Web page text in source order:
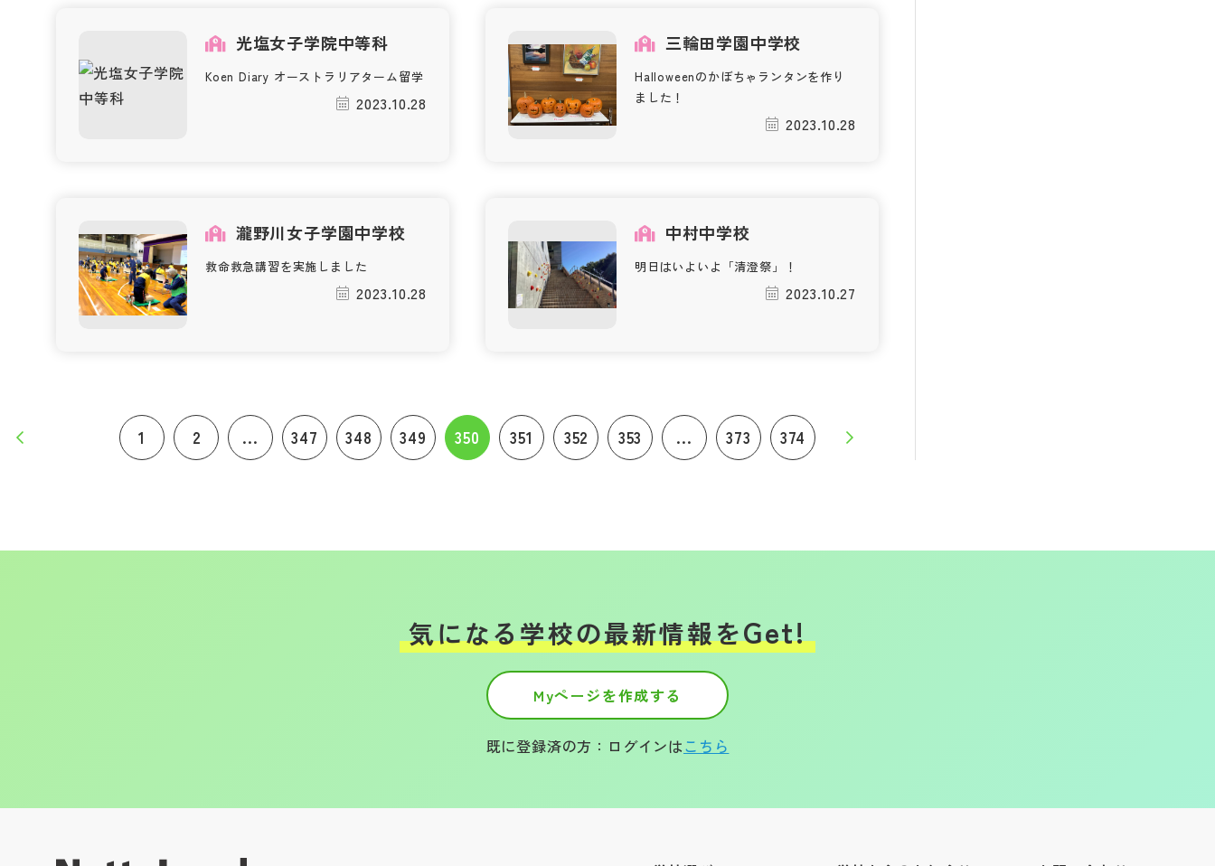
光塩女子学院中等科
Koen Diary オーストラリアターム留学
2023.10.28
三輪田学園中学校
Halloweenのかぼちゃランタンを作り
ました！
2023.10.28
瀧野川女子学園中学校
救命救急講習を実施しました
2023.10.28
中村中学校
明日はいよいよ「清澄祭」！
2023.10.27
1 2 ... 347 348 349 350 351 352 353 ... 373 374
気になる学校の最新情報をGet!
Myページを作成する
既に登録済の方：ログインはこちら